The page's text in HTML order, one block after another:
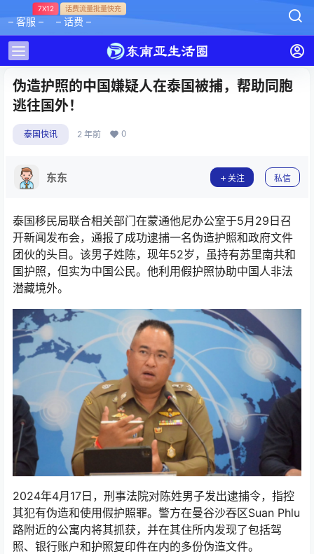
– 客服 –
7X12
– 话费 –
话费流量批量快充
伪造护照的中国嫌疑人在泰国被捕，帮助同胞
逃往国外！
泰国快讯 2 年前 0
东东 关注 私信
泰国移民局联合相关部门在蒙通他尼办公室于5月29日召
开新闻发布会，通报了成功逮捕一名伪造护照和政府文件
团伙的头目。该男子姓陈，现年52岁，虽持有苏里南共和
国护照，但实为中国公民。他利用假护照协助中国人非法
潜藏境外。
2024年4月17日，刑事法院对陈姓男子发出逮捕令，指控
其犯有伪造和使用假护照罪。警方在曼谷沙吞区Suan Phlu
路附近的公寓内将其抓获，并在其住所内发现了包括驾
照、银行账户和护照复印件在内的多份伪造文件。